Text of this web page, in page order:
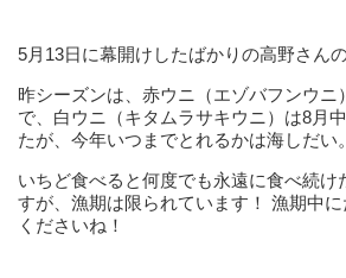
5月13日に幕開けしたばかりの高野さんの
昨シーズンは、赤ウニ（エゾバフンウニ
で、白ウニ（キタムラサキウニ）は8月
たが、今年いつまでとれるかは海しだい。
いちど食べると何度でも永遠に食べ続け
すが、漁期は限られています！ 漁期中
くださいね！